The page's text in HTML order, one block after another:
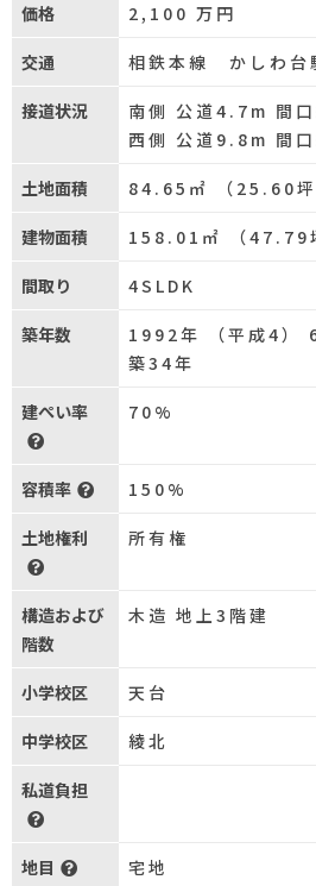
価格 2,100 万円
交通 相鉄本線 かしわ
接道状況
南側 公道4.7m 間
西側 公道9.8m 間
土地面積 84.65㎡ （25.60坪
建物面積 158.01㎡ （47.79
間取り 4SLDK
築年数
1992年 （平成4）
築34年
建ぺい率 70%
容積率 150%
土地権利 所有権
構造および
階数
木造 地上3階建
小学校区 天台
中学校区 綾北
私道負担
地目 宅地